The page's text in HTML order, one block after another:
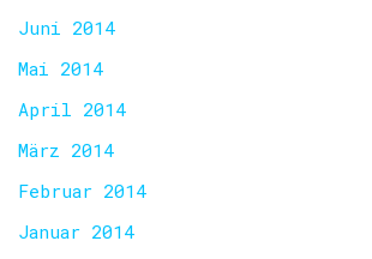
Juni 2014
Mai 2014
April 2014
März 2014
Februar 2014
Januar 2014